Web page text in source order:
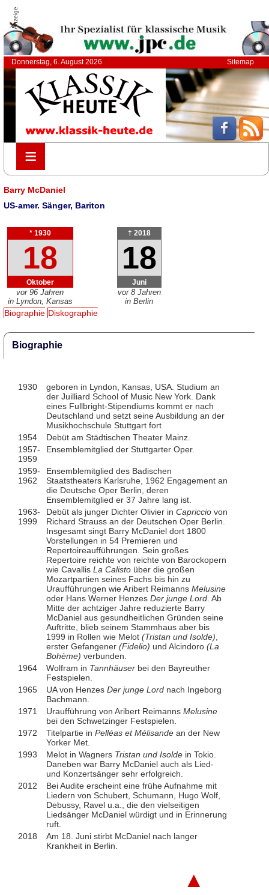
Anzeige
Donnerstag, 6. August 2026 Sitemap
≡
≡
Barry McDaniel
US-amer. Sänger, Bariton
* 1930
18
Oktober
vor 96 Jahren
in Lyndon, Kansas
† 2018
18
Juni
vor 8 Jahren
in Berlin
Biographie Diskographie
Biographie
1930
geboren in Lyndon, Kansas, USA. Studium an
der Juilliard School of Music New York. Dank
eines Fullbright-Stipendiums kommt er nach
Deutschland und setzt seine Ausbildung an der
Musikhochschule Stuttgart fort
1954
Debüt am Städtischen Theater Mainz.
1957-
1959
Ensemblemitglied der Stuttgarter Oper.
1959-
1962
Ensemblemitglied des Badischen
Staatstheaters Karlsruhe, 1962 Engagement an
die Deutsche Oper Berlin, deren
Ensemblemitglied er 37 Jahre lang ist.
1963-
1999
Debüt als junger Dichter Olivier in Capricciovon
Richard Strauss an der Deutschen Oper Berlin.
Insgesamt singt Barry McDaniel dort 1800
Vorstellungen in 54 Premieren und
Repertoireaufführungen. Sein großes
Repertoire reichte von reichte von Barockopern
wie CavallisLa Calistoüber die großen
Mozartpartien seines Fachs bis hin zu
Uraufführungen wie Aribert ReimannsMelusine
oder Hans Werner Henzes Der junge Lord. Ab
Mitte der achtziger Jahre reduzierte Barry
McDaniel aus gesundheitlichen Gründen seine
Auftritte, blieb seinem Stammhaus aber bis
1999 in Rollen wie Melot (Tristan und Isolde)
erster Gefangener (Fidelio) und Alcindoro (La
Bohème) verbunden.
1964
Wolfram in Tannhäuserbei den Bayreuther
Festspielen.
1965
UA von Henzes Der junge Lordnach Ingeborg
Bachmann.
1971
Uraufführung von Aribert Reimanns Melusine
bei den Schwetzinger Festspielen.
1972
Titelpartie in Pelléas et Mélisandean der New
Yorker Met.
1993
Melot in WagnersTristan und Isoldein Tokio.
Daneben war Barry McDaniel auch als Lied-
und Konzertsänger sehr erfolgreich.
2012
Bei Audite erscheint eine frühe Aufnahme mit
Liedern von Schubert, Schumann, Hugo Wolf,
Debussy, Ravel u.a., die den vielseitigen
Liedsänger McDaniel würdigt und in Erinnerung
ruft.
2018
Am 18. Juni stirbt McDaniel nach langer
Krankheit in Berlin.
▲